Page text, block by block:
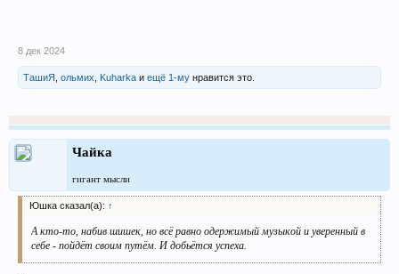
8 дек 2024
ТашиЯ ольмих Kuharka и ещё 1-му нравится это.
Чайка
гигант мысли
Юшка сказал(а): ↑
А кто-то, набив шишек, но всё равно одержимый музыкой и уверенный в
себе - пойдёт своим путём. И добьётся успеха.